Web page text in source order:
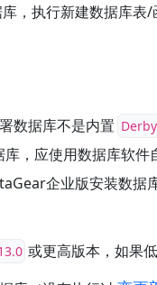
，执行新建数据库表
数据库不是内置 Derby
，应使用数据库软
企业版安装数
或更高版本，如果